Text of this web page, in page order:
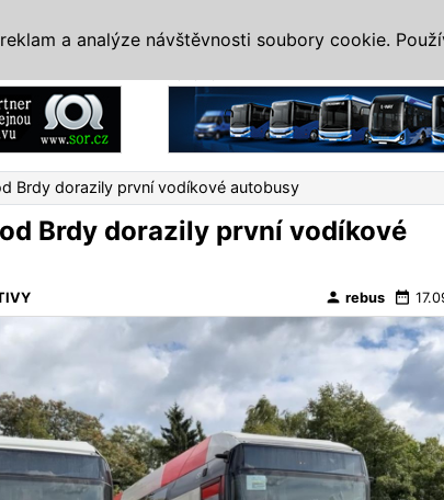
Brdy dorazily první vodíkové autobusy
Brdy dorazily první vodíkové
person rebus date_range
a analýze návštěvnosti soubory cookie.